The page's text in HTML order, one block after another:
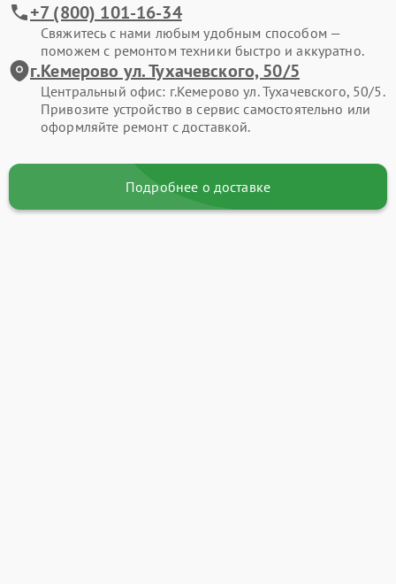
+7 (800) 101-16-34
Свяжитесь с нами любым удобным способом —
поможем с ремонтом техники быстро и аккуратно.
г.Кемерово ул. Тухачевского, 50/5
Центральный офис: г.Кемерово ул. Тухачевского, 50/5.
Привозите устройство в сервис самостоятельно или
оформляйте ремонт с доставкой.
Подробнее о доставке